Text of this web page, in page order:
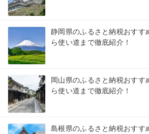
静岡県のふるさと納税おすす
ら使い道まで徹底紹介！
岡山県のふるさと納税おすす
ら使い道まで徹底紹介！
島根県のふるさと納税おすす